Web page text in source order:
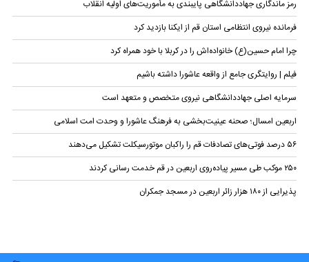
رمز ماندگاری جهاددانشگاهی پایبندی به مأموریت‌های اولیه انقلاب
فرمانده نیروی انتظامی استان قم از ایکنا بازدید کرد
چرا امام حسین(ع) خانواده‌اش را در کربلا با خود همراه کرد
فیلم | روایتگری جامع از واقعه عاشورا داشته باشیم
سرمایه اصلی جهاددانشگاهی نیروی متخصص و متعهد است
اربعین امسال؛ صحنه عینیت‌بخشی به فرهنگ عاشورا و وحدت امت اسلامی
۵۶ درصد فوتی‌های تصادفات قم را راکبان موتورسیکلت تشکیل می‌دهند
۲۵۰ موکب طی مسیر پیاده‌روی اربعین در قم خدمت رسانی کردند
پذیرایی از ۱۸۰ هزار زائر اربعین در مسجد جمکران